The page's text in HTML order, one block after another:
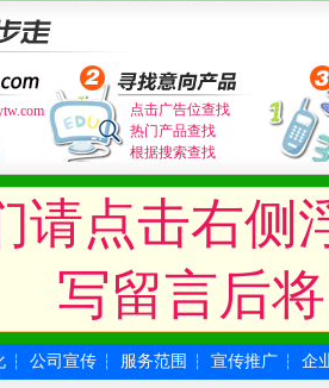
点击广告位查找
热门产品查找
根据搜索查找
请点击右侧
写留言后
┆ 公司宣传 ┆ 服务范围 ┆ 宣传推广 ┆ 企